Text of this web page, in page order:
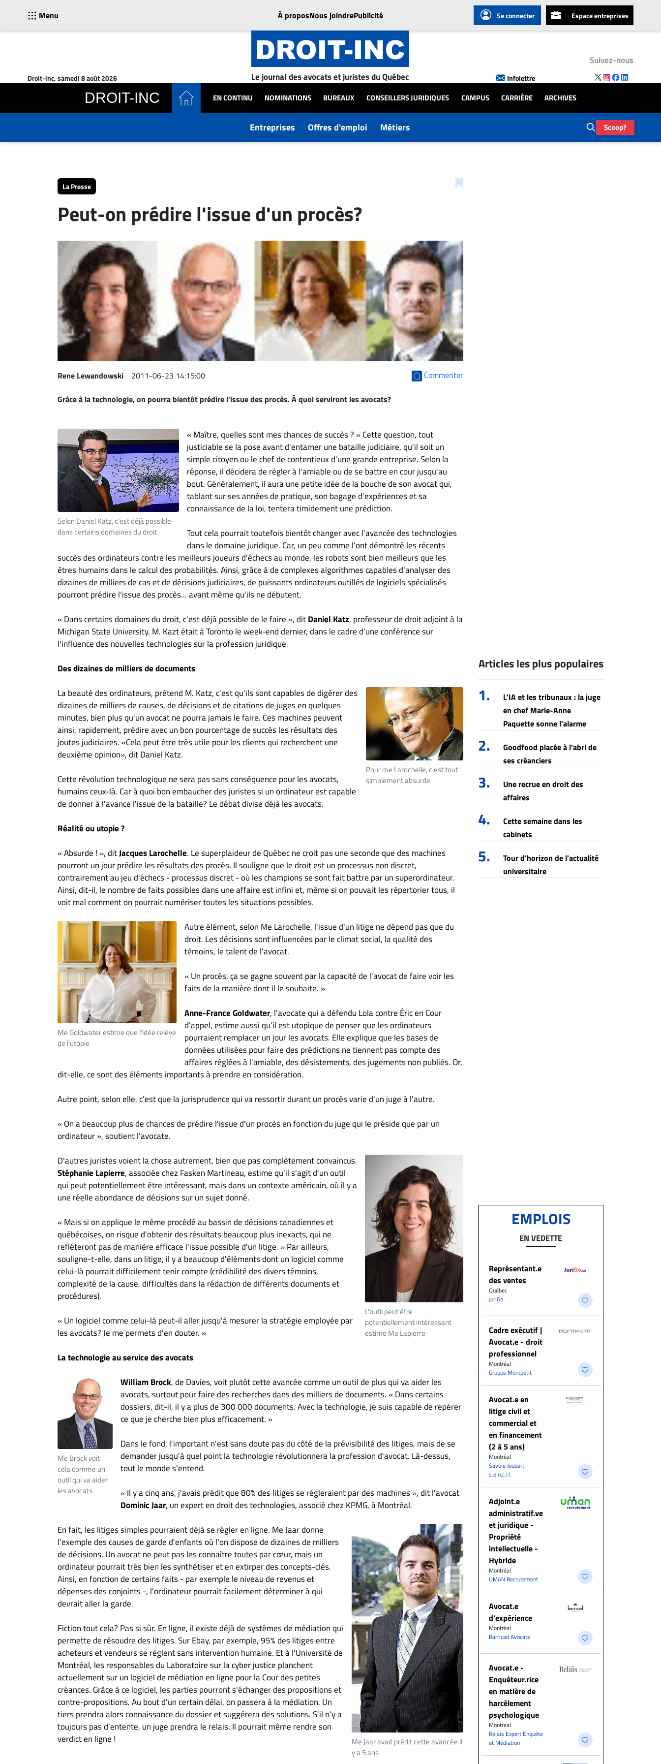
Menu À proposNous joindrePublicité Se connecter Espace entreprises
Droit-inc, samedi 8 août 2026 Le journal des avocats et juristes du Québec Infolettre
Suivez-nous
DROIT-INC EN CONTINU NOMINATIONS BUREAUX CONSEILLERS JURIDIQUES CAMPUS CARRIÈRE ARCHIVES
Entreprises Offres d'emploi Métiers Scoop?
En
Nominations
Conseillers
CARRIÈRE
ENTREPRISES
Solutions de
recrutements
TROUVEZ-
confidentialité
La Presse
Peut-on prédire l'issue d'un procès?
Rene Lewandowski 2011-06-23 14:15:00 Commenter
Grâce à la technologie, on pourra bientôt prédire l'issue des procès. À quoi serviront les avocats?
Selon Daniel Katz, c'est déjà possible
dans certains domaines du droit
« Maître, quelles sont mes chances de succès ? » Cette question, tout
justiciable se la pose avant d'entamer une bataille judiciaire, qu'il soit un
simple citoyen ou le chef de contentieux d'une grande entreprise. Selon la
réponse, il décidera de régler à l'amiable ou de se battre en cour jusqu'au
bout. Généralement, il aura une petite idée de la bouche de son avocat qui,
tablant sur ses années de pratique, son bagage d'expériences et sa
connaissance de la loi, tentera timidement une prédiction.
Tout cela pourrait toutefois bientôt changer avec l'avancée des technologies
dans le domaine juridique. Car, un peu comme l'ont démontré les récents
succès des ordinateurs contre les meilleurs joueurs d'échecs au monde, les robots sont bien meilleurs que les
êtres humains dans le calcul des probabilités. Ainsi, grâce à de complexes algorithmes capables d'analyser des
dizaines de milliers de cas et de décisions judiciaires, de puissants ordinateurs outillés de logiciels spécialisés
pourront prédire l'issue des procès... avant même qu'ils ne débutent.
« Dans certains domaines du droit, c'est déjà possible de le faire », ditDaniel Katz, professeur de droit adjoint à la
Michigan State University. M. Kazt était à Toronto le week-end dernier, dans le cadre d'une conférence sur
l'influence des nouvelles technologies sur la profession juridique.
Des dizaines de milliers de documents
Pour me Larochelle, c'est tout
simplement absurde
La beauté des ordinateurs, prétend M. Katz, c'est qu'ils sont capables de digérer des
dizaines de milliers de causes, de décisions et de citations de juges en quelques
minutes, bien plus qu'un avocat ne pourra jamais le faire. Ces machines peuvent
ainsi, rapidement, prédire avec un bon pourcentage de succès les résultats des
joutes judiciaires. «Cela peut être très utile pour les clients qui recherchent une
deuxième opinion», dit Daniel Katz.
Cette révolution technologique ne sera pas sans conséquence pour les avocats,
humains ceux-là. Car à quoi bon embaucher des juristes si un ordinateur est capable
de donner à l'avance l'issue de la bataille? Le débat divise déjà les avocats.
Réalité ou utopie ?
« Absurde ! », ditJacques Larochelle. Le superplaideur de Québec ne croit pas une seconde que des machines
pourront un jour prédire les résultats des procès. Il souligne que le droit est un processus non discret,
contrairement au jeu d'échecs - processus discret - où les champions se sont fait battre par un superordinateur.
Ainsi, dit-il, le nombre de faits possibles dans une affaire est infini et, même si on pouvait les répertorier tous, il
voit mal comment on pourrait numériser toutes les situations possibles.
Me Goldwater estime que l'idée relève
de l'utopie
Autre élément, selon Me Larochelle, l'issue d'un litige ne dépend pas que du
droit. Les décisions sont influencées par le climat social, la qualité des
témoins, le talent de l'avocat.
« Un procès, ça se gagne souvent par la capacité de l'avocat de faire voir les
faits de la manière dont il le souhaite. »
Anne-France Goldwater, l'avocate qui a défendu Lola contre Éric en Cour
d'appel, estime aussi qu'il est utopique de penser que les ordinateurs
pourraient remplacer un jour les avocats. Elle explique que les bases de
données utilisées pour faire des prédictions ne tiennent pas compte des
affaires réglées à l'amiable, des désistements, des jugements non publiés. Or,
dit-elle, ce sont des éléments importants à prendre en considération.
Autre point, selon elle, c'est que la jurisprudence qui va ressortir durant un procès varie d'un juge à l'autre.
« On a beaucoup plus de chances de prédire l'issue d'un procès en fonction du juge qui le préside que par un
ordinateur », soutient l'avocate.
L'outil peut être
potentiellement intéressant
estime Me Lapierre
D'autres juristes voient la chose autrement, bien que pas complètement convaincus.
Stéphanie Lapierre, associée chez Fasken Martineau, estime qu'il s'agit d'un outil
qui peut potentiellement être intéressant, mais dans un contexte américain, où il y a
une réelle abondance de décisions sur un sujet donné.
« Mais si on applique le même procédé au bassin de décisions canadiennes et
québécoises, on risque d'obtenir des résultats beaucoup plus inexacts, qui ne
refléteront pas de manière efficace l'issue possible d'un litige. » Par ailleurs,
souligne-t-elle, dans un litige, il y a beaucoup d'éléments dont un logiciel comme
celui-là pourrait difficilement tenir compte (crédibilité des divers témoins,
complexité de la cause, difficultés dans la rédaction de différents documents et
procédures).
« Un logiciel comme celui-là peut-il aller jusqu'à mesurer la stratégie employée par
les avocats? Je me permets d'en douter. »
La technologie au service des avocats
Me Brock voit
cela comme un
outil qui va aider
les avocats
William Brock, de Davies, voit plutôt cette avancée comme un outil de plus qui va aider les
avocats, surtout pour faire des recherches dans des milliers de documents. « Dans certains
dossiers, dit-il, il y a plus de 300 000 documents. Avec la technologie, je suis capable de repérer
ce que je cherche bien plus efficacement. »
Dans le fond, l'important n'est sans doute pas du côté de la prévisibilité des litiges, mais de se
demander jusqu'à quel point la technologie révolutionnera la profession d'avocat. Là-dessus,
tout le monde s'entend.
« Il y a cinq ans, j'avais prédit que 80% des litiges se régleraient par des machines », dit l'avocat
Dominic Jaar, un expert en droit des technologies, associé chez KPMG, à Montréal.
Me Jaar avait prédit cette avancée il
y a 5 ans
En fait, les litiges simples pourraient déjà se régler en ligne. Me Jaar donne
l'exemple des causes de garde d'enfants où l'on dispose de dizaines de milliers
de décisions. Un avocat ne peut pas les connaître toutes par cœur, mais un
ordinateur pourrait très bien les synthétiser et en extirper des concepts-clés.
Ainsi, en fonction de certains faits - par exemple le niveau de revenus et
dépenses des conjoints -, l'ordinateur pourrait facilement déterminer à qui
devrait aller la garde.
Fiction tout cela? Pas si sûr. En ligne, il existe déjà de systèmes de médiation qui
permette de résoudre des litiges. Sur Ebay, par exemple, 95% des litiges entre
acheteurs et vendeurs se règlent sans intervention humaine. Et à l'Université de
Montréal, les responsables du Laboratoire sur la cyber justice planchent
actuellement sur un logiciel de médiation en ligne pour la Cour des petites
créances. Grâce à ce logiciel, les parties pourront s'échanger des propositions et
contre-propositions. Au bout d'un certain délai, on passera à la médiation. Un
tiers prendra alors connaissance du dossier et suggérera des solutions. S'il n'y a
toujours pas d'entente, un juge prendra le relais. Il pourrait même rendre son
verdict en ligne !
Articles les plus populaires
1.
L'IA et les tribunaux : la juge
en chef Marie-Anne
Paquette sonne l'alarme
2.
Goodfood placée à l’abri de
ses créanciers
3.
Une recrue en droit des
affaires
4.
Cette semaine dans les
cabinets
5.
Tour d'horizon de l'actualité
universitaire
EMPLOIS
EN VEDETTE
Représentant.e
des ventes
Québec
JuriGo
Cadre exécutif |
Avocat.e - droit
professionnel
Montréal
Groupe Montpetit
Avocat.e en
litige civil et
commercial et
en financement
(2 à 5 ans)
Montréal
Savoie Joubert
s.e.n.c.r.l.
Adjoint.e
administratif.ve
et juridique -
Propriété
intellectuelle -
Hybride
Montréal
UMAN Recrutement
Avocat.e
d'expérience
Montréal
Barricad Avocats
Avocat.e -
Enquêteur.rice
en matière de
harcèlement
psychologique
Montreal
Relais Expert Enquête
et Médiation